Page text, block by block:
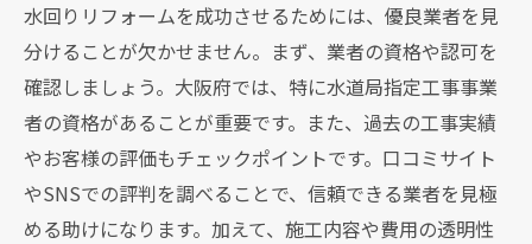
水回りリフォームを成功させるためには、優良業者を見
分けることが欠かせません。まず、業者の資格や認可を
確認しましょう。大阪府では、特に水道局指定工事事業
者の資格があることが重要です。また、過去の工事実績
やお客様の評価もチェックポイントです。口コミサイト
やSNSでの評判を調べることで、信頼できる業者を見極
める助けになります。加えて、施工内容や費用の透明性